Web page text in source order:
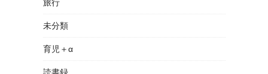
旅行
未分類
育児＋α